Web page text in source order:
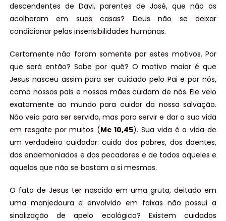
descendentes de Davi, parentes de José, que não os
acolheram em suas casas? Deus não se deixar
condicionar pelas insensibilidades humanas.
Certamente não foram somente por estes motivos. Por
que será então? Sabe por quê? O motivo maior é que
Jesus nasceu assim para ser cuidado pelo Pai e por nós,
como nossos pais e nossas mães cuidam de nós. Ele veio
exatamente ao mundo para cuidar da nossa salvação.
Não veio para ser servido, mas para servir e dar a sua vida
em resgate por muitos (Mc 10,45). Sua vida é a vida de
um verdadeiro cuidador: cuida dos pobres, dos doentes,
dos endemoniados e dos pecadores e de todos aqueles e
aquelas que não se bastam a si mesmos.
O fato de Jesus ter nascido em uma gruta, deitado em
uma manjedoura e envolvido em faixas não possui a
sinalização de apelo ecológico? Existem cuidados